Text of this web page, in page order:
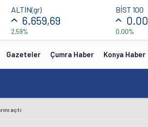
ALTIN(gr)
6.659,69
2,59%
BİST 100
0.00
0.00%
Gazeteler Çumra Haber Konya Haber
açtı